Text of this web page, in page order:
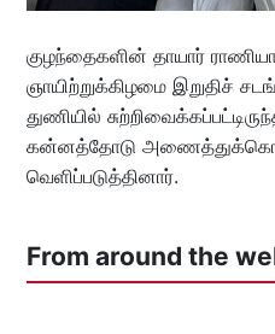
குழந்தைகளின் தாயார்
ஞாயிற்றுக்கிழமை இறுதிச்
துணியில்
கன்னத்தோடு
வெளிப்படுத்தினார்.
From around the